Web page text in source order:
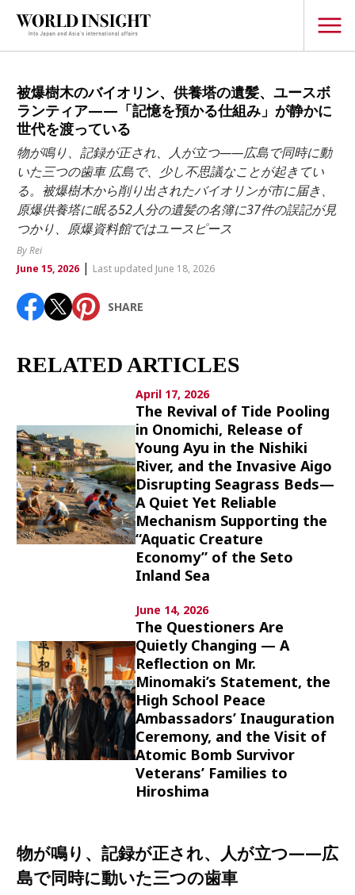
TOPICS
Interview
Japanese
Hiroshima
Politics
Security
Tech/Science
Society
Environment
Culture
Popular keywords
japan globalization
被爆樹木のバイオリン、供養塔の遺髪、ユースボ
ランティア——「記憶を預かる仕組み」が静かに
世代を渡っている
物が鳴り、記録が正され、人が立つ——広島で同時に動
いた三つの歯車 広島で、少し不思議なことが起きてい
る。被爆樹木から削り出されたバイオリンが市に届き、
原爆供養塔に眠る52人分の遺髪の名簿に37件の誤記が見
つかり、原爆資料館ではユースピース
By Rei
June 15, 2026| Last updated June 18, 2026
SHARE
RELATED ARTICLES
April 17, 2026
The Revival of Tide Pooling
in Onomichi, Release of
Young Ayu in the Nishiki
River, and the Invasive Aigo
Disrupting Seagrass Beds—
A Quiet Yet Reliable
Mechanism Supporting the
“Aquatic Creature
Economy” of the Seto
Inland Sea
June 14, 2026
The Questioners Are
Quietly Changing — A
Reflection on Mr.
Minomaki’s Statement, the
High School Peace
Ambassadors’ Inauguration
Ceremony, and the Visit of
Atomic Bomb Survivor
Veterans’ Families to
Hiroshima
物が鳴り、記録が正され、人が立つ——広
島で同時に動いた三つの歯車
Popular keywords
Fukushimajapan globalizationOHTANInootbaar
hachimura